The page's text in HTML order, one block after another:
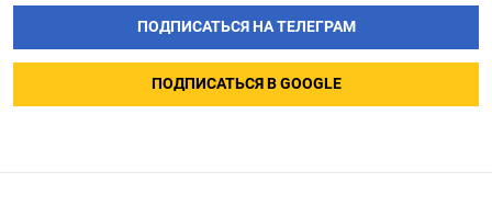
ПОДПИСАТЬСЯ НА ТЕЛЕГРАМ
ПОДПИСАТЬСЯ В GOOGLE